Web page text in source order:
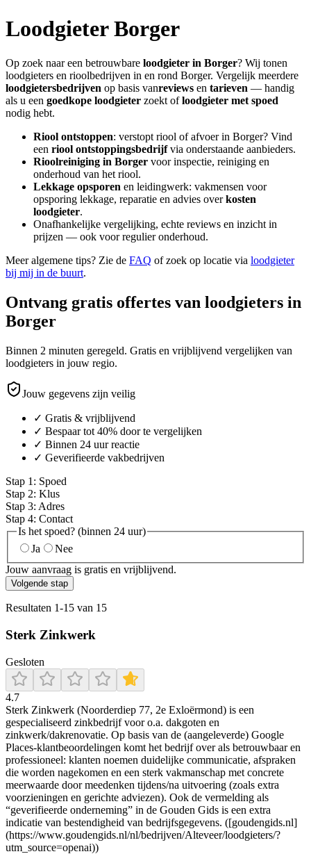
LoodgieterBorger
Op zoek naar een betrouwbare loodgieter in Borger? Wij tonen
loodgieters en rioolbedrijven in en rond Borger. Vergelijk meerdere
loodgietersbedrijven op basis vanreviews en tarieven — handig
als u een goedkope loodgieter zoekt ofloodgieter met spoed
nodig hebt.
Riool ontstoppen: verstopt riool of afvoer in Borger? Vind
een riool ontstoppingsbedrijfvia onderstaande aanbieders.
Rioolreiniging in Borger voor inspectie, reiniging en
onderhoud van het riool.
Lekkage opsporen en leidingwerk: vakmensen voor
opsporing lekkage, reparatie en advies overkosten
loodgieter.
Onafhankelijke vergelijking, echte reviews en inzicht in
prijzen — ook voor regulier onderhoud.
Meer algemene tips? Zie de FAQ of zoek op locatie via loodgieter
bij mij in de buurt.
Ontvang gratis offertes van loodgieters in
Borger
Binnen 2 minuten geregeld. Gratis en vrijblijvend vergelijken van
loodgieters in jouw regio.
Jouw gegevens zijn veilig
✓ Gratis & vrijblijvend
✓ Bespaar tot 40% door te vergelijken
✓ Binnen 24 uur reactie
✓ Geverifieerde vakbedrijven
Stap 1 : Spoed
Stap 2: Klus
Stap 3: Adres
Stap 4: Contact
Is het spoed? (binnen 24 uur)
Ja
Nee
Jouw aanvraag is gratis en vrijblijvend.
Volgende stap
Resultaten 1-15 van 15
Sterk Zinkwerk
Gesloten
4.7
Sterk Zinkwerk (Noorderdiep 77, 2e Exloërmond) is een
gespecialiseerd zinkbedrijf voor o.a. dakgoten en
zinkwerk/dakrenovatie. Op basis van de (aangeleverde) Google
Places-klantbeoordelingen komt het bedrijf over als betrouwbaar en
professioneel: klanten noemen duidelijke communicatie, afspraken
die worden nagekomen en een sterk vakmanschap met concrete
meerwaarde door meedenken tijdens/na uitvoering (zoals extra
voorzieningen en gerichte adviezen). Ook de vermelding als
“geverifieerde onderneming” in de Gouden Gids is een extra
indicatie van bestendigheid van bedrijfsgegevens. ([goudengids.nl]
(https://www.goudengids.nl/nl/bedrijven/Alteveer/loodgieters/?
utm_source=openai))